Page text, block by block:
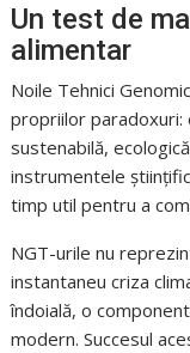
Un test de
alimentar
Noile Tehnici
propriilor paradoxuri:
sustenabilă,
instrumentele
timp util pentru a
NGT-urile nu
instantaneu criza
îndoială, o
modern. Succesul